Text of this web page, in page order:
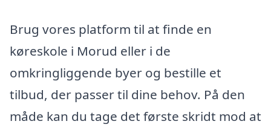
Brug vores platform til at finde en
køreskole i Morud eller i de
omkringliggende byer og bestille et
tilbud, der passer til dine behov. På den
måde kan du tage det første skridt mod at